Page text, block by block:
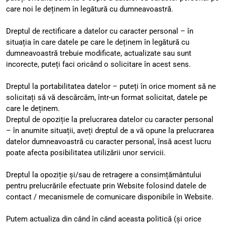
care noi le deținem în legătură cu dumneavoastră.
Dreptul de rectificare a datelor cu caracter personal – în
situația în care datele pe care le deținem în legătură cu
dumneavoastră trebuie modificate, actualizate sau sunt
incorecte, puteți faci oricând o solicitare în acest sens.
Dreptul la portabilitatea datelor – puteți în orice moment să ne
solicitați să vă descărcăm, într-un format solicitat, datele pe
care le deținem.
Dreptul de opoziție la prelucrarea datelor cu caracter personal
– în anumite situații, aveți dreptul de a vă opune la prelucrarea
datelor dumneavoastră cu caracter personal, însă acest lucru
poate afecta posibilitatea utilizării unor servicii.
Dreptul la opoziție și/sau de retragere a consimțământului
pentru prelucrările efectuate prin Website folosind datele de
contact / mecanismele de comunicare disponibile în Website.
Putem actualiza din când în când aceasta politică (și orice